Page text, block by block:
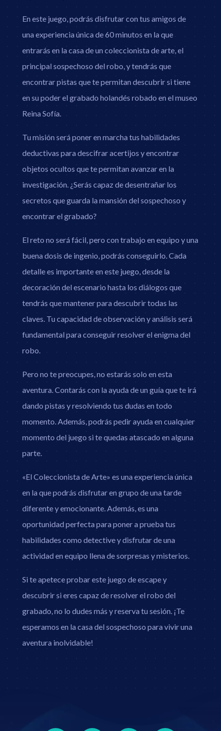
En este juego, podrás disfrutar con tus amigos de
una experiencia única de 60 minutos en la que
entrarás en la casa de un coleccionista de arte, el
principal sospechoso del robo, y tendrás que
encontrar pistas que te permitan descubrir si tiene
en su poder el grabado holandés robado en el museo
Reina Sofía.
Tu misión será poner en marcha tus habilidades
deductivas para descifrar acertijos y encontrar
objetos ocultos que te permitan avanzar en la
investigación. ¿Serás capaz de desentrañar los
secretos que guarda la mansión del sospechoso y
encontrar el grabado?
El reto no será fácil, pero con trabajo en equipo y una
buena dosis de ingenio, podrás conseguirlo. Cada
detalle es importante en este juego, desde la
decoración del escenario hasta los diálogos que
tendrás que mantener para descubrir todas las
claves. Tu capacidad de observación y análisis será
fundamental para conseguir resolver el enigma del
robo.
Pero no te preocupes, no estarás solo en esta
aventura. Contarás con la ayuda de un guía que te irá
dando pistas y resolviendo tus dudas en todo
momento. Además, podrás pedir ayuda en cualquier
momento del juego si te quedas atascado en alguna
parte.
«El Coleccionista de Arte» es una experiencia única
en la que podrás disfrutar en grupo de una tarde
diferente y emocionante. Además, es una
oportunidad perfecta para poner a prueba tus
habilidades como detective y disfrutar de una
actividad en equipo llena de sorpresas y misterios.
Si te apetece probar este juego de escape y
descubrir si eres capaz de resolver el robo del
grabado, no lo dudes más y reserva tu sesión. ¡Te
esperamos en la casa del sospechoso para vivir una
aventura inolvidable!